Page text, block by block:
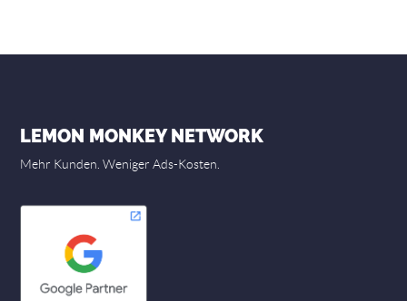
LEMON MONKEY NETWORK
Mehr Kunden. Weniger Ads-Kosten.